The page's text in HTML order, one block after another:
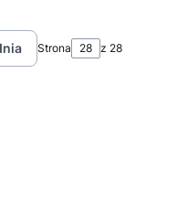
strony z produktami
Strona z 28